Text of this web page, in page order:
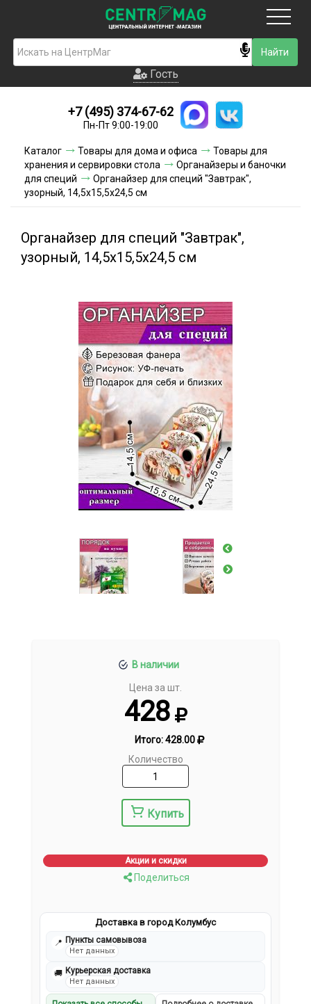
Гость
Новинки
Условия доставки
Условия оплаты
Акции и скидки
Гость
+7 (495) 374-67-62
Пн-Пт 9:00-19:00
Каталог Товары для дома и офиса
Товары для
хранения и сервировки стола
Органайзеры и баночки
для специй
Органайзер для специй "Завтрак",
узорный, 14,5х15,5х24,5 см
Органайзер для специй "Завтрак",
узорный, 14,5х15,5х24,5 см
В наличии
Цена за шт.
428
Итого:428.00
Количество
Купить
Акции и скидки
Поделиться
Доставка в город Колумбус
📍 Пункты самовывоза
Нет данных
🚚 Курьерская доставка
Нет данных